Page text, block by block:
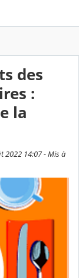
des
:
la
2022 14:07 - Mis à